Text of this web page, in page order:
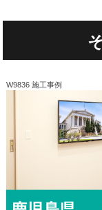
W9836 施工事例